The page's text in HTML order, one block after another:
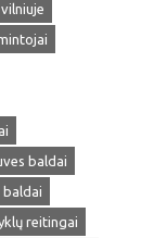
baldai
baldai
reitingai